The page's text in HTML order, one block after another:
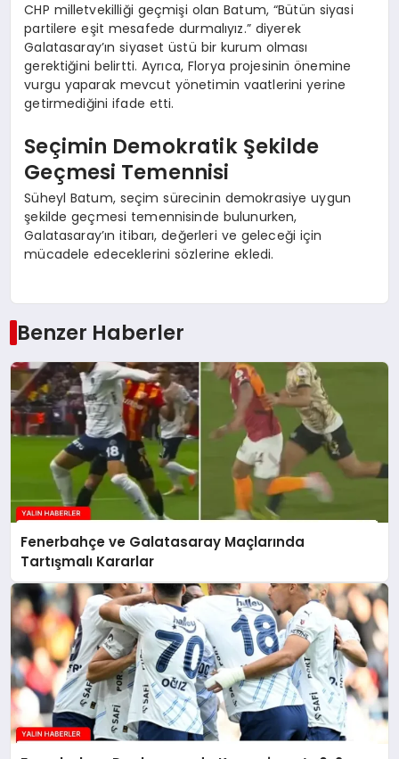
CHP milletvekilliği geçmişi olan Batum, “Bütün siyasi
partilere eşit mesafede durmalıyız.” diyerek
Galatasaray’ın siyaset üstü bir kurum olması
gerektiğini belirtti. Ayrıca, Florya projesinin önemine
vurgu yaparak mevcut yönetimin vaatlerini yerine
getirmediğini ifade etti.
Seçimin Demokratik Şekilde
Geçmesi Temennisi
Süheyl Batum, seçim sürecinin demokrasiye uygun
şekilde geçmesi temennisinde bulunurken,
Galatasaray’ın itibarı, değerleri ve geleceği için
mücadele edeceklerini sözlerine ekledi.
Benzer Haberler
Fenerbahçe ve Galatasaray Maçlarında
Tartışmalı Kararlar